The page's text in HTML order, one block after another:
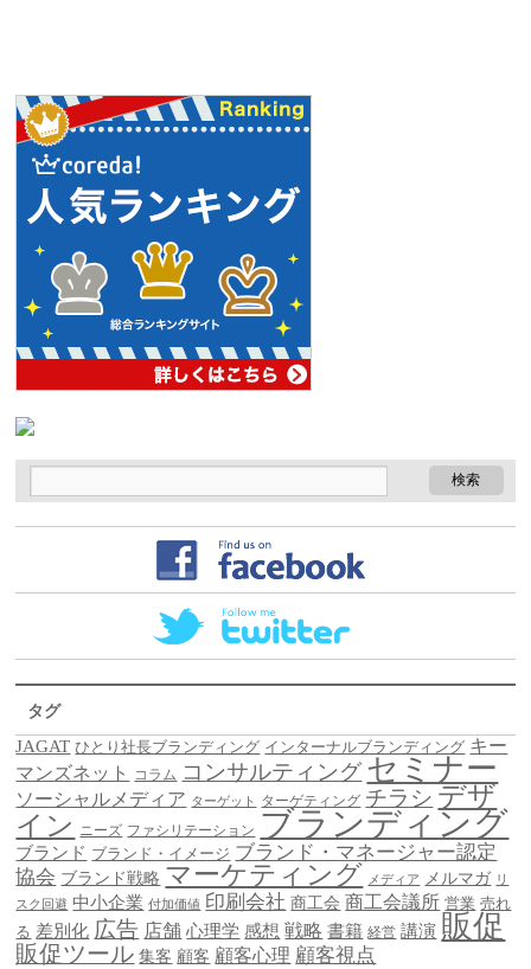
タグ
JAGAT ひとり社長ブランディング インターナルブランディング キー
マンズネット
コラム コンサルティング セミナー
ソーシャルメディア ターゲット ターゲティング チラシ デザ
イン ニーズ ファシリテーション ブランディング
ブランド ブランド・イメージ ブランド・マネージャー認定
協会 ブランド戦略 マーケティング メディア メルマガ リ
スク回避 中小企業 付加価値 印刷会社 商工会 商工会議所 営業 売れ
る 差別化 広告 店舗 心理学 感想 戦略 書籍 経営 講演 販促
販促ツール 集客 顧客 顧客心理 顧客視点